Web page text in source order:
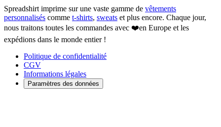
Spreadshirt imprime sur une vaste gamme de vêtements
personnalisés comme t-shirts, sweats et plus encore. Chaque jour,
nous traitons toutes les commandes avec ❤️en Europe et les
expédions dans le monde entier !
Politique de confidentialité
CGV
Informations légales
Paramètres des données